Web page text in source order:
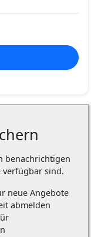
benachrichtigen
verfügbar sind.
neue Angebote
abmelden